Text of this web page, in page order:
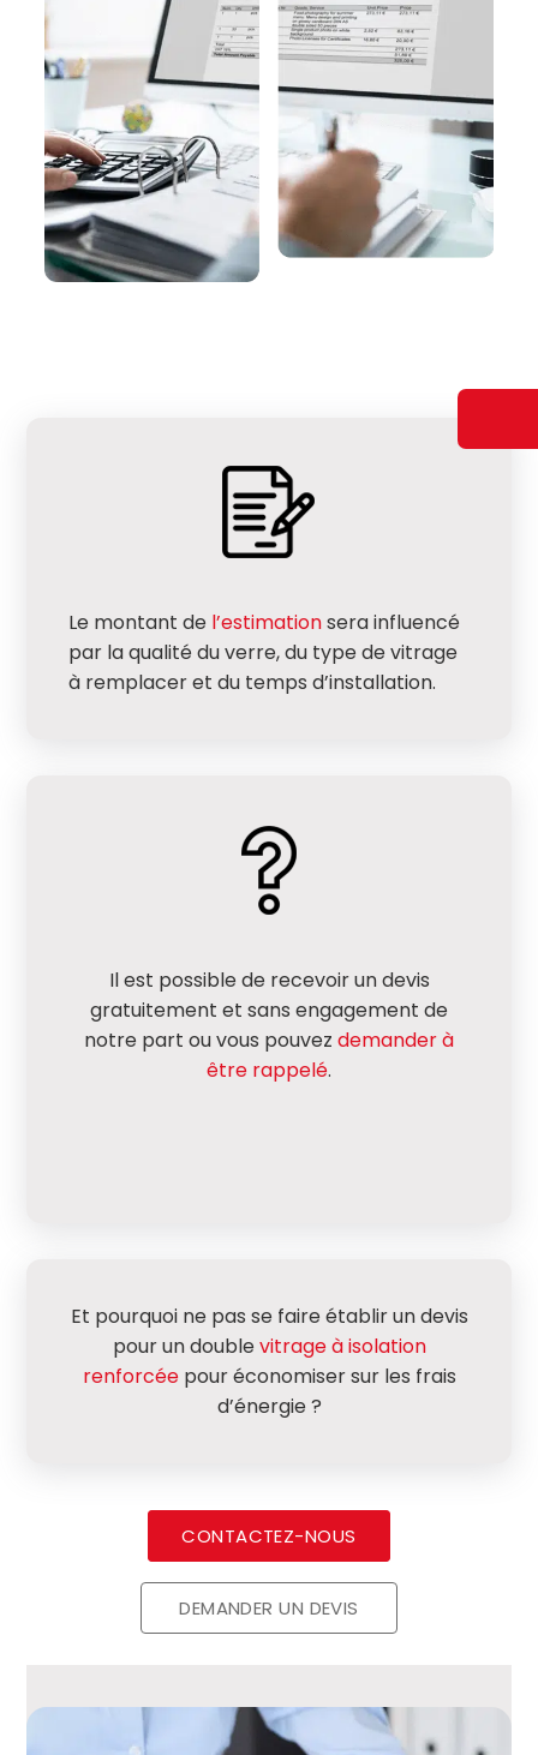
Le montant de l’estimationsera influencé
par la qualité du verre, du type de vitrage
à remplacer et du temps d’installation.
Il est possible de recevoir un devis
gratuitement et sans engagement de
notre part ou vous pouvez demander à
être rappelé.
Et pourquoi ne pas se faire établir un devis
pour un double vitrage à isolation
renforcéepour économiser sur les frais
d’énergie ?
CONTACTEZ-NOUS
DEMANDER UN DEVIS